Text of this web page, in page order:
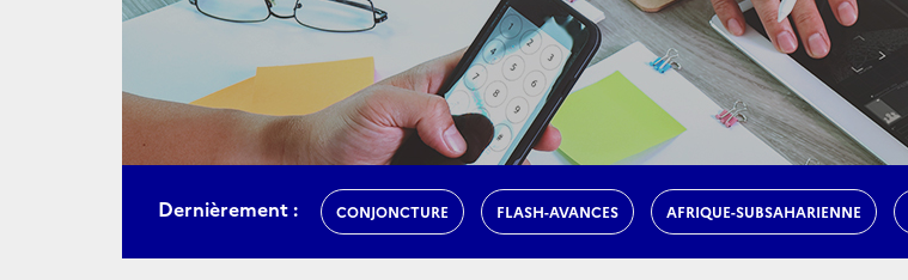
Dernièrement : CONJONCTURE FLASH-AVANCES AFRIQUE-SUBSAHARIENNE